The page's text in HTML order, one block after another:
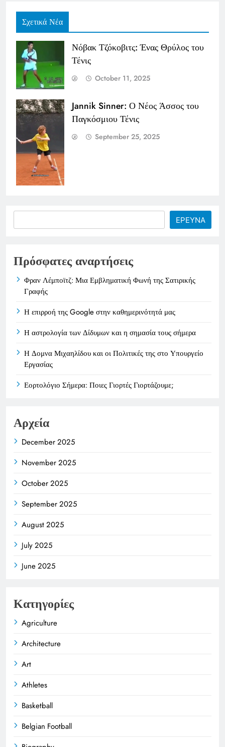
Σχετικά Νέα
Νόβακ Τζόκοβιτς: Ένας Θρύλος του
Τένις
October 11, 2025
Jannik Sinner: Ο Νέος Άσσος του
Παγκόσμιου Τένις
September 25, 2025
ΕΡΕΥΝΑ
Πρόσφατες αναρτήσεις
Φραν Λέμποϊτζ: Μια Εμβληματική Φωνή της Σατιρικής
Γραφής
Η επιρροή της Google στην καθημερινότητά μας
Η αστρολογία των Δίδυμων και η σημασία τους σήμερα
Η Δομνα Μιχαηλίδου και οι Πολιτικές της στο Υπουργείο
Εργασίας
Εορτολόγιο Σήμερα: Ποιες Γιορτές Γιορτάζουμε;
Αρχεία
December 2025
November 2025
October 2025
September 2025
August 2025
July 2025
June 2025
Κατηγορίες
Agriculture
Architecture
Art
Athletes
Basketball
Belgian Football